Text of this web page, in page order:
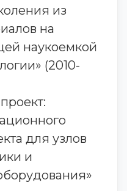
из
на
наукоемкой
(2010-
для узлов
и